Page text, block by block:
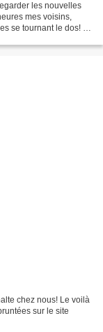
les nouvelles
mes voisins,
se tournant le dos! 9
chez nous! Le voilà
sur le site